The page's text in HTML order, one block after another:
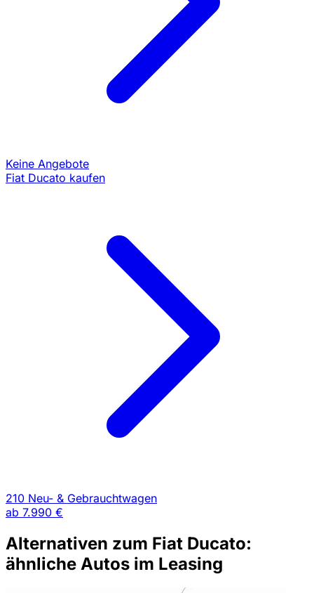
Keine Angebote
Fiat Ducato kaufen
210 Neu- & Gebrauchtwagen
ab 7.990 €
Alternativen zum Fiat Ducato:
ähnliche Autos im Leasing